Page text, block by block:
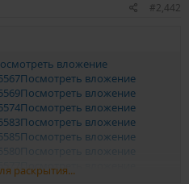
#2,442
вложение
Посмотреть вложение
Посмотреть вложение
Посмотреть вложение
Посмотреть вложение
Посмотреть вложение
Посмотреть вложение
Посмотреть вложение
раскрытия...